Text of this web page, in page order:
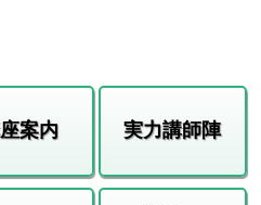
案内 実力講師陣